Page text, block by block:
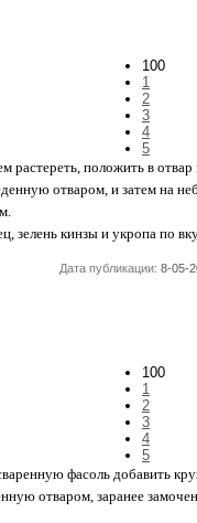
100
1
2
3
4
5
растереть, положить в отвар
отваром, и затем на
зелень кинзы и укропа по
Дата публикации: 8-05-
100
1
2
3
4
5
фасоль добавить
отваром, заранее